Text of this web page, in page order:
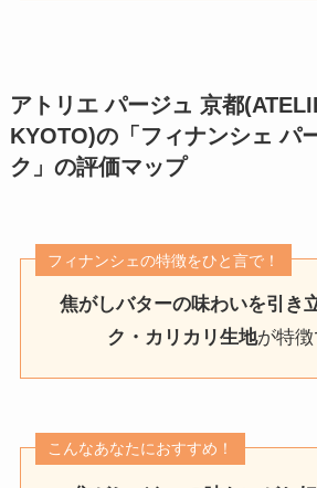
アトリエ パージュ 京都
KYOTO)の「フィナンシェ パ
ク」 の評価マップ
フィナンシェの特徴をひと言で！
焦がしバターの味わいを引き
ク・カリカリ生地が特徴
こんなあなたにおすすめ！